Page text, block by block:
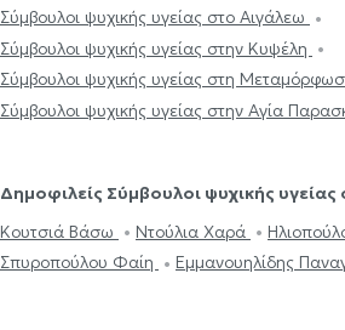
Σύμβουλοι ψυχικής υγείας στο Αιγάλεω
Σύμβουλοι ψυχικής υγείας στην Κυψέλη
Σύμβουλοι ψυχικής υγείας στη
Σύμβουλοι ψυχικής υγείας στην Αγία
Δημοφιλείς Σύμβουλοι ψυχικής υγείας
Κουτσιά Βάσω
Ντούλια Χαρά
Σπυροπούλου Φαίη
Εμμανουηλίδης